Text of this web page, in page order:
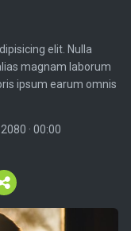
elit. Nulla
magnam laborum
ipsum earum omnis
· 00:00